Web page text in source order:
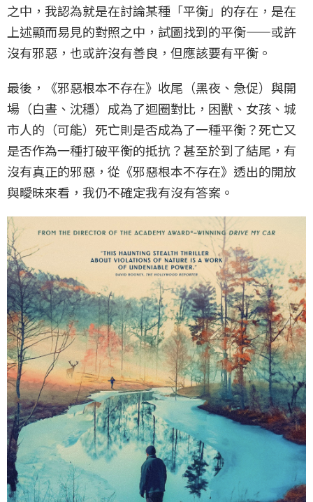
之中，我認為就是在討論某種「平衡」的存在，是在
上述顯而易見的對照之中，試圖找到的平衡——或許
沒有邪惡，也或許沒有善良，但應該要有平衡。
最後，《邪惡根本不存在》收尾（黑夜、急促）與開
場（白晝、沈穩）成為了迴圈對比，困獸、女孩、城
市人的（可能）死亡則是否成為了一種平衡？死亡又
是否作為一種打破平衡的抵抗？甚至於到了結尾，有
沒有真正的邪惡，從《邪惡根本不存在》透出的開放
與曖昧來看，我仍不確定我有沒有答案。